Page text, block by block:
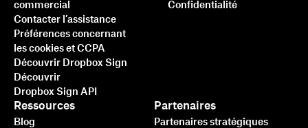
commercial
Contacter l’assistance
Préférences concernant
les cookies et CCPA
Découvrir Dropbox Sign
Découvrir
Dropbox Sign API
Ressources
Blog
Partenaires
Partenaires stratégiques
Confidentialité